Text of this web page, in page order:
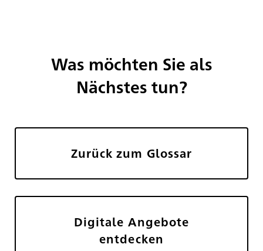
Was möchten Sie als
Nächstes tun?
Zurück zum Glossar
Digitale Angebote
entdecken